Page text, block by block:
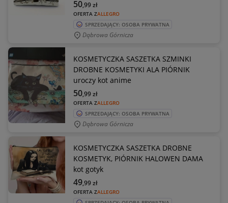
OFERTA ZALLEGRO
50,99zł
SPRZEDAJĄCY: OSOBA PRYWATNA
Dąbrowa Górnicza
KOSMETYCZKA SASZETKA SZMINKI
DROBNE KOSMETYKI ALA PIÓRNIK
uroczy kot anime
OFERTA ZALLEGRO
50,99zł
SPRZEDAJĄCY: OSOBA PRYWATNA
Dąbrowa Górnicza
KOSMETYCZKA SASZETKA DROBNE
KOSMETYK, PIÓRNIK HALOWEN DAMA
kot gotyk
OFERTA ZALLEGRO
49,99zł